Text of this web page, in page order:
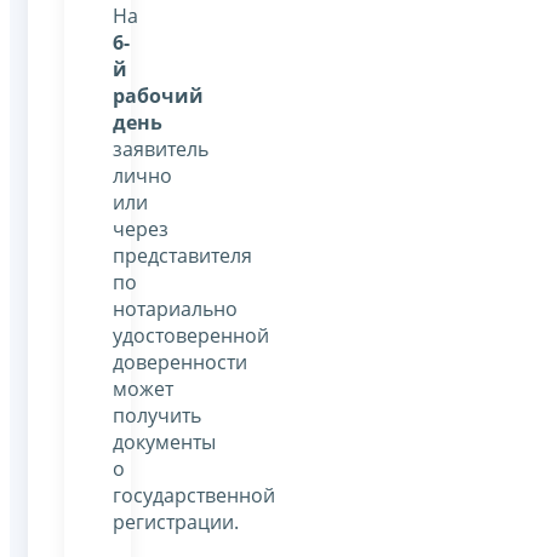
На
6-
й
рабочий
день
заявитель
лично
или
через
представителя
по
нотариально
удостоверенной
доверенности
может
получить
документы
о
государственной
регистрации.